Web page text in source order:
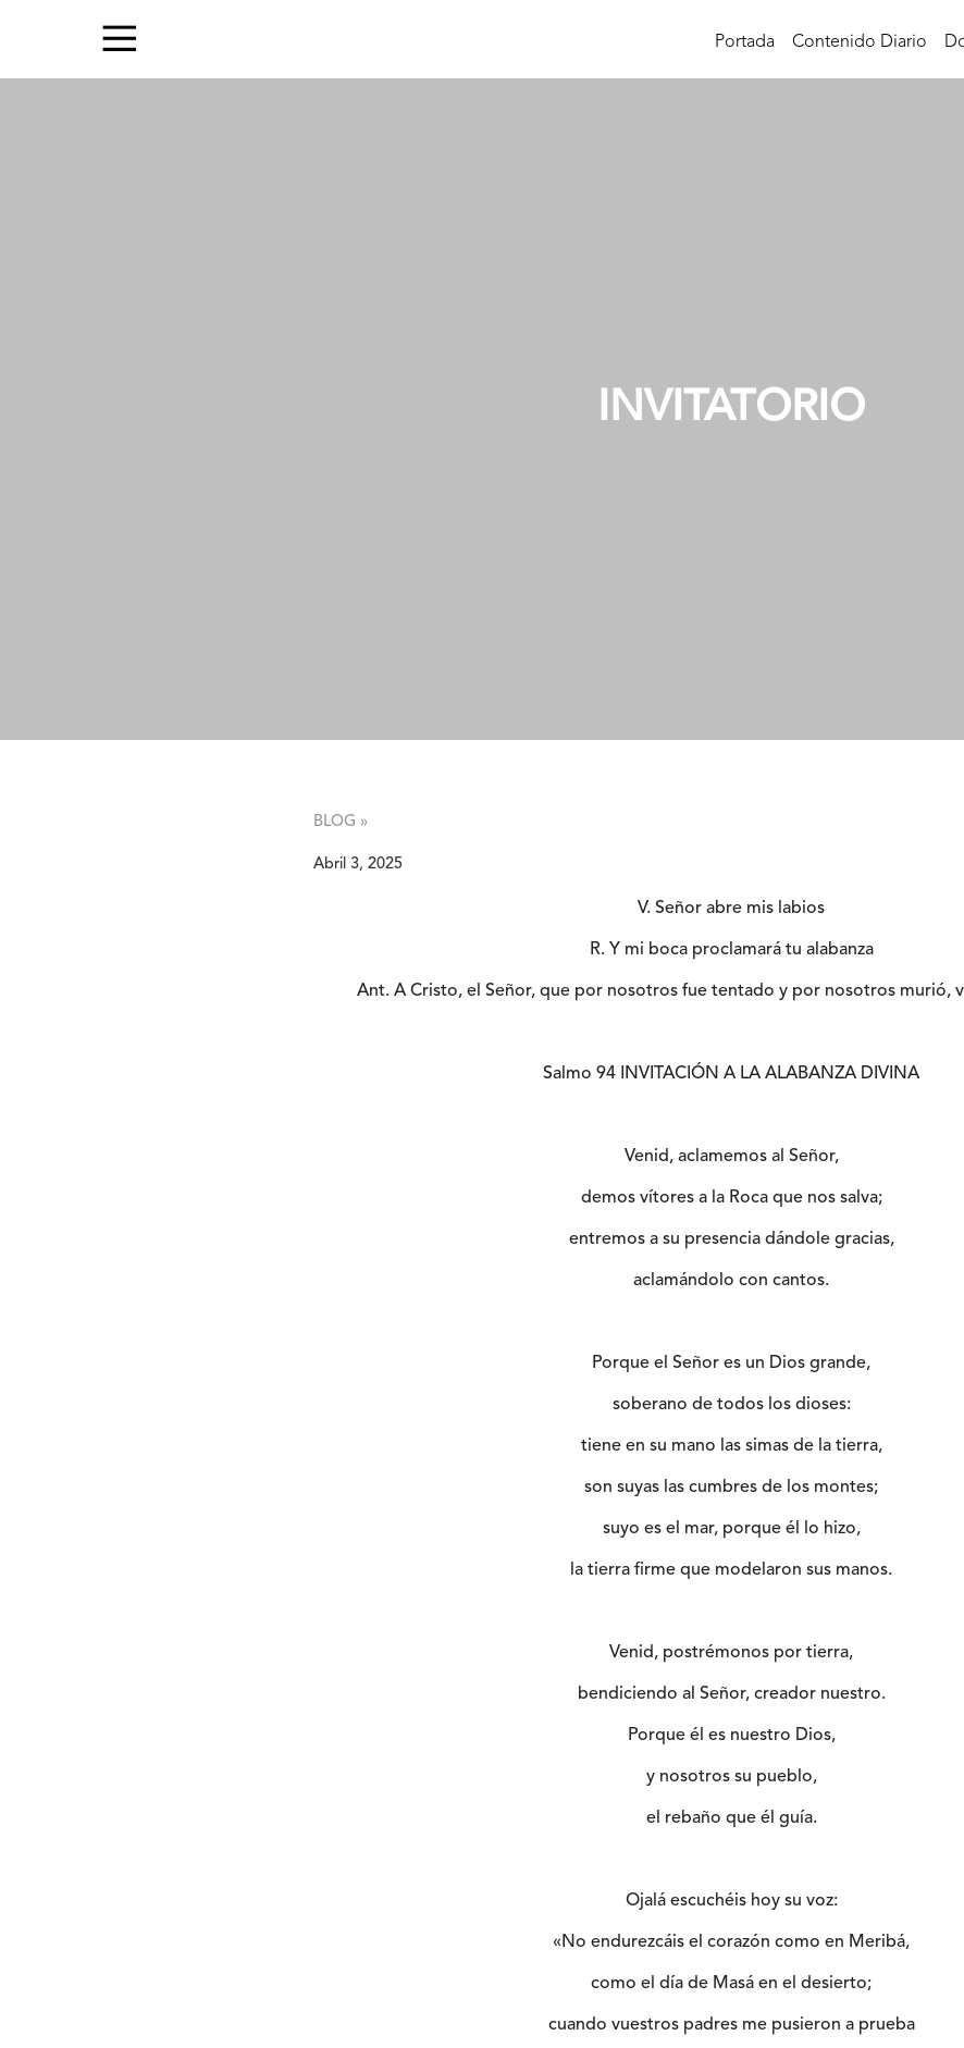
Portada Contenido Diario
INVITATORIO
BLOG »
Abril 3, 2025
V. Señor abre mis labios
R. Y mi boca proclamará tu alabanza
Ant. A Cristo, el Señor, que por nosotros fue tentado y por nosotros murió,
Salmo 94 INVITACIÓN A LA ALABANZA DIVINA
Venid, aclamemos al Señor,
demos vítores a la Roca que nos salva;
entremos a su presencia dándole gracias,
aclamándolo con cantos.
Porque el Señor es un Dios grande,
soberano de todos los dioses:
tiene en su mano las simas de la tierra,
son suyas las cumbres de los montes;
suyo es el mar, porque él lo hizo,
la tierra firme que modelaron sus manos.
Venid, postrémonos por tierra,
bendiciendo al Señor, creador nuestro.
Porque él es nuestro Dios,
y nosotros su pueblo,
el rebaño que él guía.
Ojalá escuchéis hoy su voz:
«No endurezcáis el corazón como en Meribá,
como el día de Masá en el desierto;
cuando vuestros padres me pusieron a prueba